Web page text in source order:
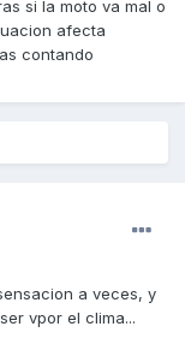
si la moto va mal o
afecta
contando
a veces, y
vpor el clima...